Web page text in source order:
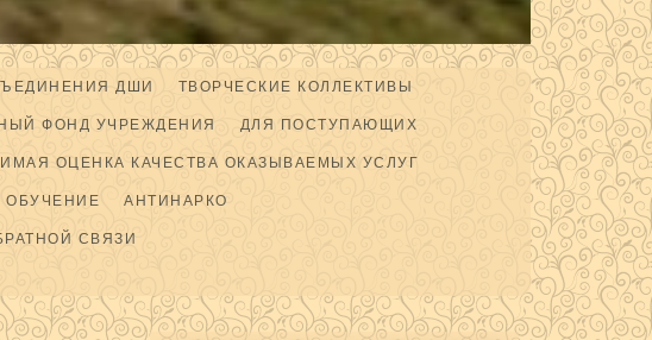
ДШИ ТВОРЧЕСКИЕ КОЛЛЕКТИВЫ
ФОНД УЧРЕЖДЕНИЯ ДЛЯ ПОСТУПАЮЩИХ
ОЦЕНКА КАЧЕСТВА ОКАЗЫВАЕМЫХ УСЛУГ
АНТИНАРКО
СВЯЗИ